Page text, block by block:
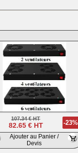
107.34 € HT
82.65 € HT -23%
Ajouter au Panier /
Devis